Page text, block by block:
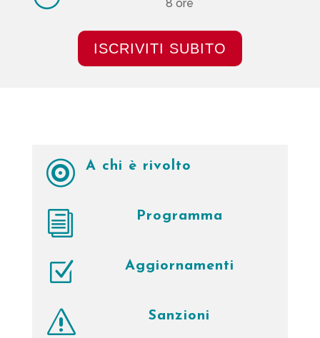
8 ore
ISCRIVITI SUBITO
 A chi è rivolto
i Programma
Z Aggiornamenti
s Sanzioni